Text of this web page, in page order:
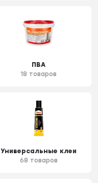
ПВА
18 товаров
Универсальные клеи
68 товаров